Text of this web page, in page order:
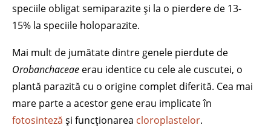
speciile obligat semiparazite și la o pierdere de 13-
15% la speciile holoparazite.
Mai mult de jumătate dintre genele pierdute de
Orobanchaceae erau identice cu cele ale cuscutei, o
plantă parazită cu o origine complet diferită. Cea mai
mare parte a acestor gene erau implicate în
fotosinteză și funcționarea cloroplastelor.